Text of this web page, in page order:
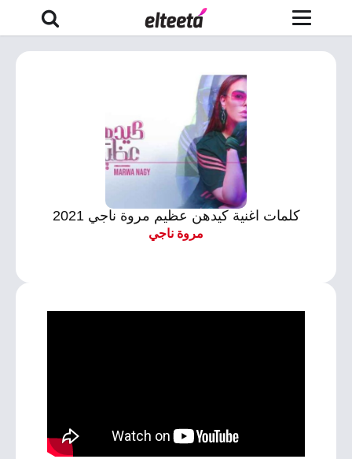
كلمات اغنية كيدهن عظيم مروة ناجي 2021
مروة ناجي